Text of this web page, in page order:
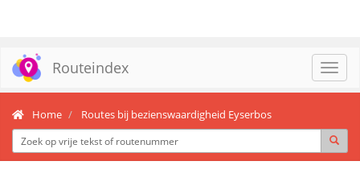
Routeindex
Home Routes bij bezienswaardigheid Eyserbos